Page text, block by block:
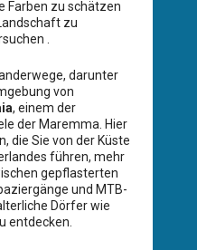
Farben zu schätzen
zu
.
darunter
von
, einem der
der Maremma. Hier
die Sie von der Küste
führen, mehr
gepflasterten
und MTB-
Dörfer wie
entdecken.